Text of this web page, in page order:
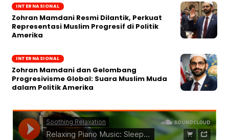
INTERNASIONAL
Zohran Mamdani Resmi Dilantik, Perkuat
Representasi Muslim Progresif di Politik
Amerika
INTERNASIONAL
Zohran Mamdani dan Gelombang
Progresivisme Global: Suara Muslim Muda
dalam Politik Amerika